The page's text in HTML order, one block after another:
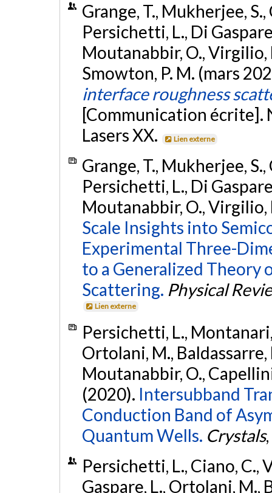
Grange, T., Mukherjee,
Persichetti, L., Di
Moutanabbir, O., Virgilio,
Smowton, P. M. (mars
interface roughness
[Communication écrite].
Lasers XX.
Lien externe
Grange, T., Mukherjee,
Persichetti, L., Di
Moutanabbir, O., Virgilio,
Scale Insights into
Experimental Three-
to a Generalized Theory
Scattering. Physical
Lien externe
Persichetti, L.,
Ortolani, M., Baldassarre,
Moutanabbir, O.,
(2020). Intersubband
Conduction Band of
Quantum Wells. Crystals,
Persichetti, L., Ciano, C.,
Gaspare, L., Ortolani, M.,